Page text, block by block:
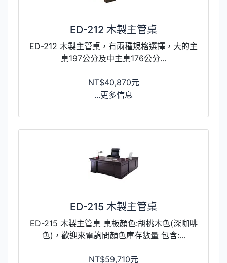
ED-212 木製主管桌
ED-212 木製主管桌，有兩種規格選擇，大的主
桌197公分及中主桌176公分...
NT$40,870元
...更多信息
ED-215 木製主管桌
ED-215 木製主管桌 桌板顏色:胡桃木色(深咖啡
色)，歡迎來電詢問顏色庫存數量 包含:...
NT$59,710元